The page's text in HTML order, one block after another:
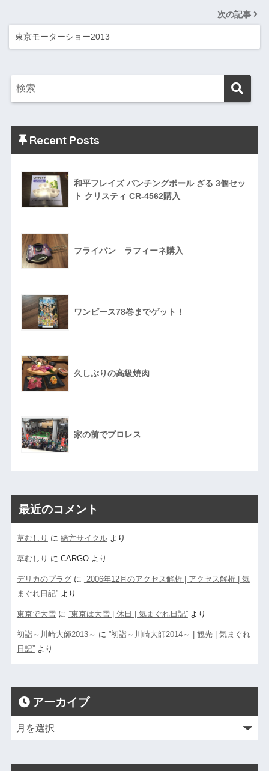
次の記事
東京モーターショー2013
Recent Posts
和平フレイズ パンチングボール ざる 3個セッ
ト クリスティ CR-4562購入
フライパン ラフィーネ購入
ワンピース78巻までゲット！
久しぶりの高級焼肉
家の前でプロレス
最近のコメント
草むしり に 緒方サイクルより
草むしり に CARGOより
デリカのプラグに ”2006年12月のアクセス解析 | アクセス解析 | 気
まぐれ日記”より
東京で大雪に ”東京は大雪 | 休日 | 気まぐれ日記”より
初詣～川崎大師2013～ に ”初詣～川崎大師2014～ | 観光 | 気まぐれ
日記”より
アーカイブ